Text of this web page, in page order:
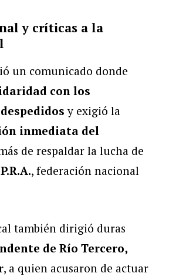
y críticas a la
un comunicado donde
con los
y exigió la
inmediata del
de respaldar la lucha de
, federación nacional
también dirigió duras
de Río Tercero,
, a quien acusaron de actuar